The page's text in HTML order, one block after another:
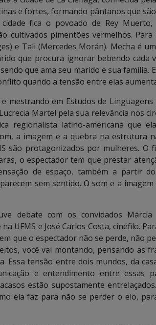
e fortes, formando pântanos que
fica o povoado de Rey
cultivados pimentões vermelhos.
e Tali (Mercedes Morán). Mecha é
que procura ignorar bebendo cada
que ama seu marido e sua família.
quando a tensão entre elas
mestrando em Estudos de Linguagens
Martel pela sua relevância nos
regionalista latino-americana que
a imagem e a quebra na estrutura
são protagonizados por mulheres. O
o espectador tem que prestar
de espaço, também a partir
sem sentido. O som e a
debate com os convidados
UFMS e José Carlos Costa, cinéfilo.
que o espectador não se perde, não
você vai montando, pensando as
Essa tensão entre dois mundos, da
e entendimento entre essas
estão supostamente
ela faz para não se perder o elo,